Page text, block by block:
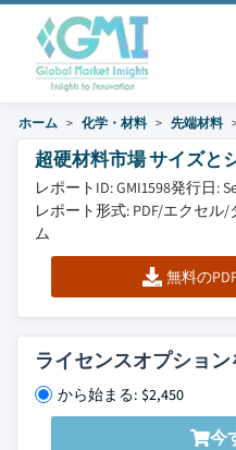
ホーム 化学・材料 先端材料
超硬材料市場 サイズと
レポートID: GMI1598発行日:
レポート形式: PDF/エクセ
ム
無料の
ライセンスオプショ
から始まる: $2,450
今